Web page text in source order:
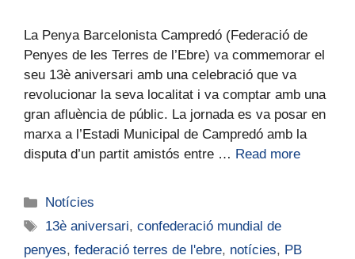
La Penya Barcelonista Campredó (Federació de
Penyes de les Terres de l’Ebre) va commemorar el
seu 13è aniversari amb una celebració que va
revolucionar la seva localitat i va comptar amb una
gran afluència de públic. La jornada es va posar en
marxa a l’Estadi Municipal de Campredó amb la
disputa d’un partit amistós entre … Read more
Notícies
13è aniversari,confederació mundial de
penyes, federació terres de l'ebre, notícies, PB